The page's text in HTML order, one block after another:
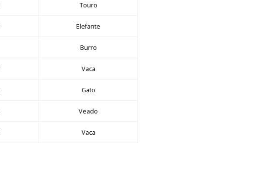
Touro
Elefante
Burro
Vaca
Gato
Veado
Vaca